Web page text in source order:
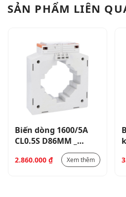
SẢN PHẨM LIÊN
Biến dòng 1600/5A
CL0.5S D86MM _
2.860.000 ₫ Xem thêm